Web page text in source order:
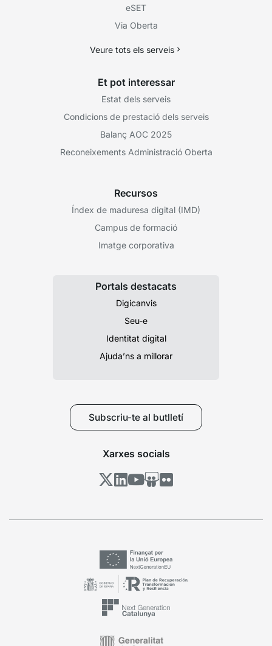
eSET
Via Oberta
Veure tots els serveis
Et pot interessar
Estat dels serveis
Condicions de prestació dels serveis
Balanç AOC 2025
Reconeixements Administració Oberta
Recursos
Índex de maduresa digital (IMD)
Campus de formació
Imatge corporativa
Portals destacats
Digicanvis
Seu-e
Identitat digital
Ajuda’ns a millorar
Subscriu-te al butlletí
Xarxes socials